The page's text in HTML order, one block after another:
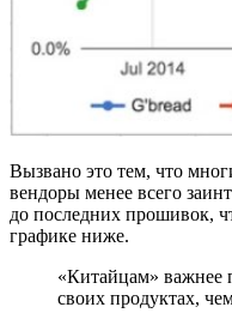
Вызвано это тем, что
вендоры менее всего
до последних прошивок,
графике ниже.
«Китайцам» важнее
своих продуктах,